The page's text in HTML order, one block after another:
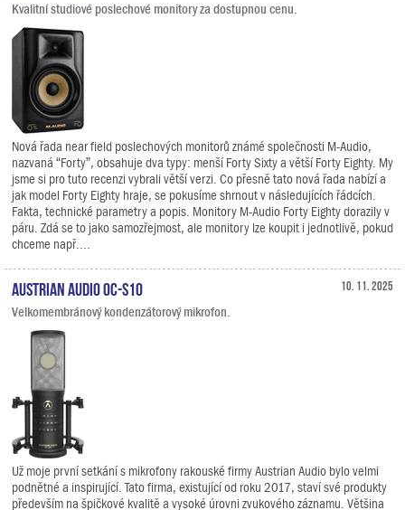
Kvalitní studiové poslechové monitory za dostupnou cenu.
Nová řada near field poslechových monitorů známé společnosti M-Audio,
nazvaná “Forty”, obsahuje dva typy: menší Forty Sixty a větší Forty Eighty. My
jsme si pro tuto recenzi vybrali větší verzi. Co přesně tato nová řada nabízí a
jak model Forty Eighty hraje, se pokusíme shrnout v následujících řádcích.
Fakta, technické parametry a popis. Monitory M-Audio Forty Eighty dorazily v
páru. Zdá se to jako samozřejmost, ale monitory lze koupit i jednotlivě, pokud
chceme např....
10. 11. 2025
Austrian Audio OC-S10
Velkomembránový kondenzátorový mikrofon.
Už moje první setkání s mikrofony rakouské firmy Austrian Audio bylo velmi
podnětné a inspirující. Tato firma, existující od roku 2017, staví své produkty
především na špičkové kvalitě a vysoké úrovni zvukového záznamu. Většina